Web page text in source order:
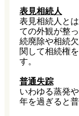
表見相続人
表見相続人と
ての外観が整
続廃除や相続
関して相続権
す。
普通失踪
いわゆる蒸発
年を過ぎると